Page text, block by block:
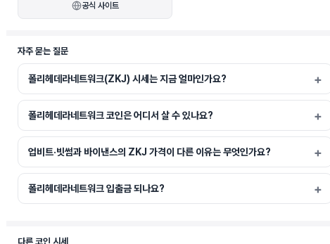
공식 사이트
자주 묻는 질문
폴리헤데라네트워크(ZKJ) 시세는 지금 얼마인가요?
폴리헤데라네트워크 코인은 어디서 살 수 있나요?
업비트·빗썸과 바이낸스의 ZKJ 가격이 다른 이유는 무엇인가요?
폴리헤데라네트워크 입출금 되나요?
다른 코인 시세